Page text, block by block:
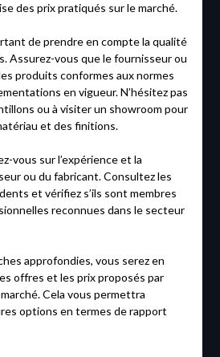
des prix pratiqués sur le marché.
de prendre en compte la qualité
Assurez-vous que le fournisseur ou
produits conformes aux normes
en vigueur. N’hésitez pas
ou à visiter un showroom pour
et des finitions.
vous sur l’expérience et la
ou du fabricant. Consultez les
et vérifiez s’ils sont membres
reconnues dans le secteur
approfondies, vous serez en
offres et les prix proposés par
Cela vous permettra
options en termes de rapport